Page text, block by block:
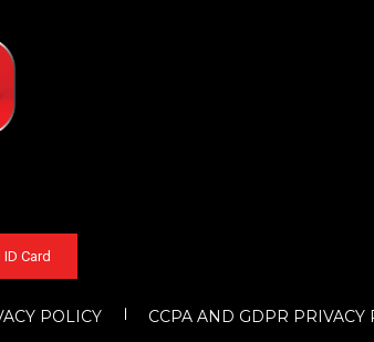
Card
POLICY CCPA AND GDPR PRIVACY